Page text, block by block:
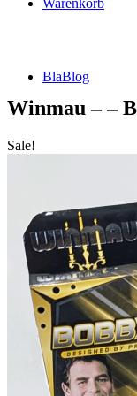
Warenkorb
BlaBlog
Suche
nach:
DSFZ Konzept
Adresse,
Flow Dartsliga
🎯
Cashout
Winmau – –
Sale!